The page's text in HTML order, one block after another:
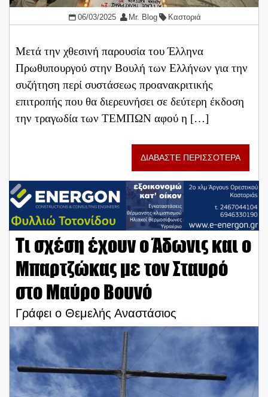
06/03/2025 Mr. Blog Καστοριά
Μετά την χθεσινή παρουσία του Έλληνα
Πρωθυπουργού στην Βουλή των Ελλήνων για την
συζήτηση περί συστάσεως προανακριτικής
επιτροπής που θα διερευνήσει σε δεύτερη έκδοση
την τραγωδία των ΤΕΜΠΩΝ αφού η […]
ΔΙΑΒΑΣΤΕ ΠΕΡΙΣΣΟΤΕΡΑ
Τι σχέση έχουν ο Άδωνις και ο
Μπαρτζώκας με τον Σταυρό
στο Μαύρο Βουνό
Γράφει ο Θεμελής Αναστάσιος